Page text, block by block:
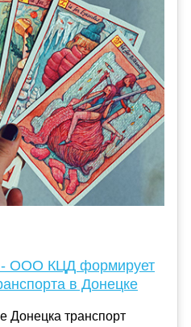
ООО КЦД формирует
в Донецке
Донецка транспорт